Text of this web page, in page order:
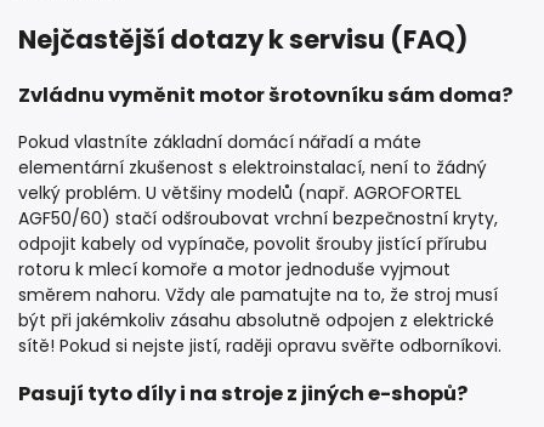
Nejčastější dotazy k servisu (FAQ)
Zvládnu vyměnit motor šrotovníku sám doma?
Pokud vlastníte základní domácí nářadí a máte
elementární zkušenost s elektroinstalací, není to žádný
velký problém. U většiny modelů (např. AGROFORTEL
AGF50/60) stačí odšroubovat vrchní bezpečnostní kryty,
odpojit kabely od vypínače, povolit šrouby jistící přírubu
rotoru k mlecí komoře a motor jednoduše vyjmout
směrem nahoru. Vždy ale pamatujte na to, že stroj musí
být při jakémkoliv zásahu absolutně odpojen z elektrické
sítě! Pokud si nejste jistí, raději opravu svěřte odborníkovi.
Pasují tyto díly i na stroje z jiných e-shopů?